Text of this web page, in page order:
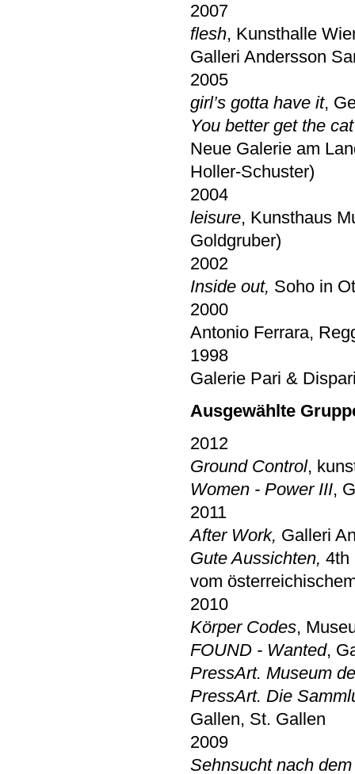
2007
flesh, Kunsthalle
Galleri Andersson
2005
girl’s gotta have it,
You better get the
Neue Galerie am
Holler-Schuster)
2004
leisure, Kunsthaus
Goldgruber)
2002
Inside out, Soho in
2000
Antonio Ferrara,
1998
Galerie Pari &
Ausgewählte
2012
Ground Control,
Women - Power III,
2011
After Work, Galleri
Gute Aussichten, 4th
vom
2010
Körper Codes,
FOUND - Wanted,
PressArt. Museum
PressArt. Die
Gallen, St. Gallen
2009
Sehnsucht nach